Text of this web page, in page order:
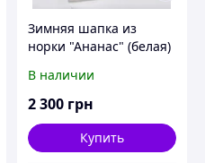
Зимняя шапка из
норки "Ананас" (белая)
В наличии
2 300 грн
Купить